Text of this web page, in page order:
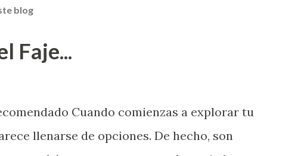
blog
Faje...
Cuando comienzas a explorar tu
llenarse de opciones. De hecho, son